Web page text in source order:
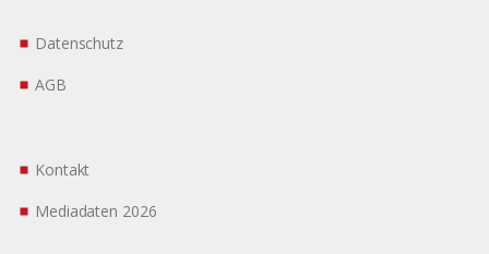
Datenschutz
AGB
Kontakt
Mediadaten 2026